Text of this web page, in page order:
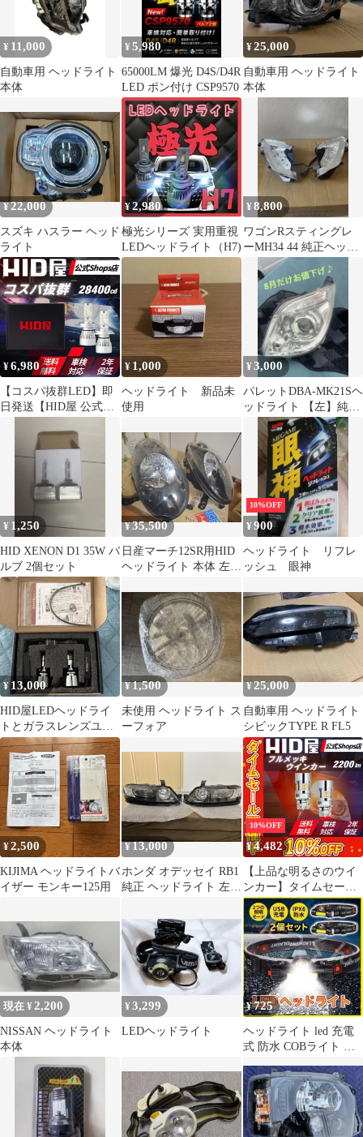
¥ 11,000
自動車用 ヘッドライト
本体
¥5,980
65000LM 爆光 D4S/D4R
LED ポン付け CSP9570
¥25,000
自動車用 ヘッドライト
本体
¥22,000
スズキ ハスラー ヘッド
ライト
¥2,980
極光シリーズ 実用重視
LEDヘッドライト（H7)
¥8,800
ワゴンRスティングレ
ーMH34 44 純正ヘッド
ライトLEDイルミネー
ション
¥6,980
【コスパ抜群LED】即
日発送【HID屋 公式シ
H4/H7/H8/H11/H16/HB3/
HB4 フォグランプ バル
ブ Iシリーズ 28400cd
車 送料無料/車検対応/
安心2年保証 ハイエー
ス
¥ 1,000
ヘッドライト 新品未
使用
¥3,000
パレットDBA-MK21Sヘ
ッドライト 【左】純正
ディスチャージ♪
¥ 1,250
HID XENON D1 35W バ
ルブ 2個セット
¥35,500
日産マーチ12SR用HID
ヘッドライト 本体 左右
10%OFF
¥900
ヘッドライト リフレ
ッシュ 眼神
¥ 13,000
HID屋LEDヘッドライ
トとガラスレンズユニ
ット
¥1,500
未使用 ヘッドライト ス
ーフォア
¥25,000
自動車用 ヘッドライト
シビックTYPE R FL5
¥2,500
KIJIMA ヘッドライトバ
イザー モンキー125用
¥13,000
ホンダ オデッセイ RB1
純正 ヘッドライト 左右
10%OFF
¥4,482
【上品な明るさのウイ
ンカー】タイムセール
10%OFF！即日発送！
【HID屋 公式ショッ
プ】LED ウインカー オ
レンジ 2200lm ハイフ
ラ防止抵抗内蔵 簡単取
付 2個セット 車
T20/S25/150° 180° 送料
無料/車検対応/安心2年
保証 プリウス
現在 ¥ 2,200
NISSAN ヘッドライト
本体
¥3,299
LEDヘッドライト
¥725
ヘッドライト led 充電
式 防水 COBライト ヘ
登山